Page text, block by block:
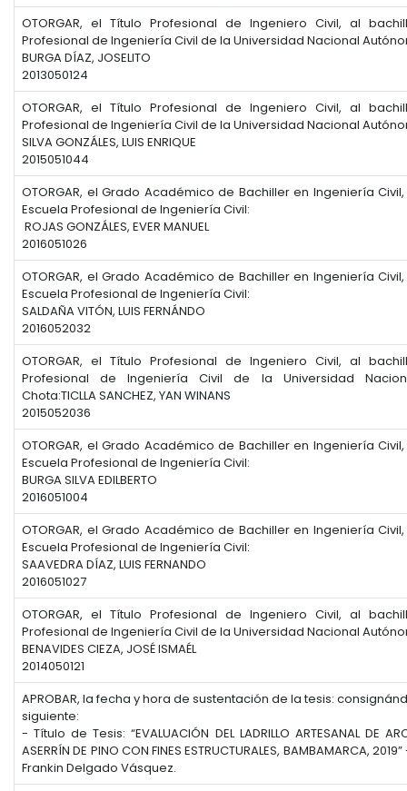
OTORGAR, el Título Profesional de Ingeniero Civil, al
Profesional de Ingeniería Civil de la Universidad Nacional
BURGA DÍAZ, JOSELITO
2013050124
OTORGAR, el Título Profesional de Ingeniero Civil, al
Profesional de Ingeniería Civil de la Universidad Nacional
SILVA GONZÁLES, LUIS ENRIQUE
2015051044
OTORGAR, el Grado Académico de Bachiller en Ingeniería
Escuela Profesional de Ingeniería Civil:
ROJAS GONZÁLES, EVER MANUEL
2016051026
OTORGAR, el Grado Académico de Bachiller en Ingeniería
Escuela Profesional de Ingeniería Civil:
SALDAÑA VITÓN, LUIS FERNÁNDO
2016052032
OTORGAR, el Título Profesional de Ingeniero Civil, al
Profesional de Ingeniería Civil de la Universidad
Chota:TICLLA SANCHEZ, YAN WINANS
2015052036
OTORGAR, el Grado Académico de Bachiller en Ingeniería
Escuela Profesional de Ingeniería Civil:
BURGA SILVA EDILBERTO
2016051004
OTORGAR, el Grado Académico de Bachiller en Ingeniería
Escuela Profesional de Ingeniería Civil:
SAAVEDRA DÍAZ, LUIS FERNANDO
2016051027
OTORGAR, el Título Profesional de Ingeniero Civil, al
Profesional de Ingeniería Civil de la Universidad Nacional
BENAVIDES CIEZA, JOSÉ ISMAÉL
2014050121
APROBAR, la fecha y hora de sustentación de la tesis:
siguiente:
- Título de Tesis: “EVALUACIÓN DEL LADRILLO ARTESANAL DE
ASERRÍN DE PINO CON FINES ESTRUCTURALES, BAMBAMARCA,
Frankin Delgado Vásquez.